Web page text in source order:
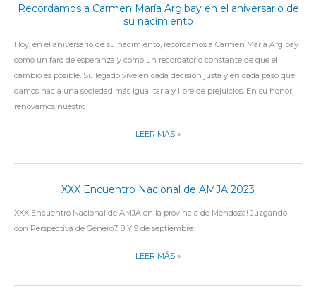
LA
INMORTALIDAD
Recordamos a Carmen María Argibay en el aniversario de
su nacimiento
Hoy, en el aniversario de su nacimiento, recordamos a Carmen María Argibay
como un faro de esperanza y como un recordatorio constante de que el
cambio es posible. Su legado vive en cada decisión justa y en cada paso que
damos hacia una sociedad más igualitaria y libre de prejuicios. En su honor,
renovamos nuestro
RECORDAMOS
A
CARMEN
ARGIBAY
DE
NACIMIENTO
LEER MÁS »
XXX Encuentro Nacional de AMJA 2023
XXX Encuentro Nacional de AMJA en la provincia de Mendoza! Juzgando
con Perspectiva de Género7, 8 Y 9 de septiembre
XXX
AMJA
LEER MÁS »